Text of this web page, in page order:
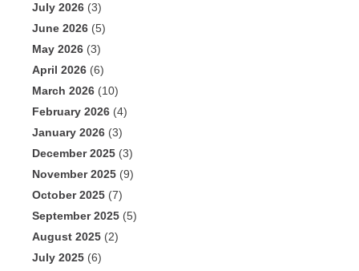
July 2026 (3)
June 2026 (5)
May 2026 (3)
April 2026 (6)
March 2026 (10)
February 2026 (4)
January 2026 (3)
December 2025 (3)
November 2025 (9)
October 2025 (7)
September 2025 (5)
August 2025 (2)
July 2025 (6)